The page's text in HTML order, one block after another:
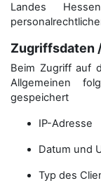
Landes
Zugriffsdaten
Beim Zugriff auf
Allgemeinen
gespeichert
IP-Adresse
Datum und
Typ des